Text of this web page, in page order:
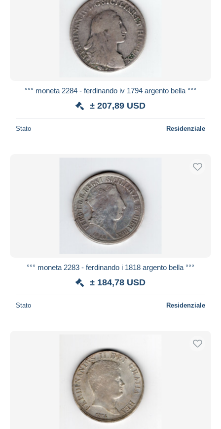
°°° moneta 2284 - ferdinando iv 1794 argento bella °°°
± 207,89 USD
Stato Residenziale
°°° moneta 2283 - ferdinando i 1818 argento bella °°°
± 184,78 USD
Stato Residenziale